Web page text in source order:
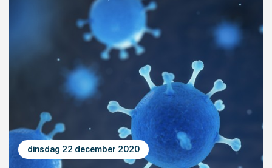
dinsdag 22 december 2020